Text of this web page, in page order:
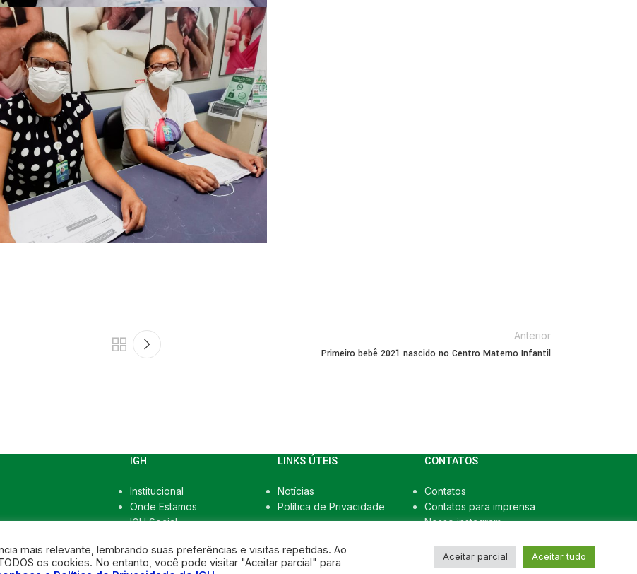
Anterior
Primeiro bebê 2021 nascido no Centro Materno Infantil
IGH
Institucional
Onde Estamos
IGH Social
LINKS ÚTEIS
Notícias
Política de Privacidade
CONTATOS
Contatos
Contatos para imprensa
Nosso instagram
mais relevante, lembrando suas preferências e visitas repetidas. Ao
os cookies. No entanto, você pode visitar "Aceitar parcial" para
Aceitar parcial Aceitar tudo